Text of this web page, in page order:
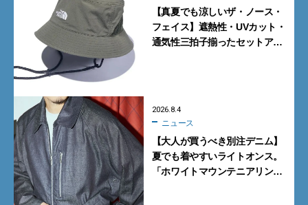
【真夏でも涼しいザ・ノース・
フェイス】遮熱性・UVカット・
通気性三拍子揃ったセットアッ
2026.8.4
ニュース
【大人が買うべき別注デニム】
夏でも着やすいライトオンス。
「ホワイトマウンテニアリン